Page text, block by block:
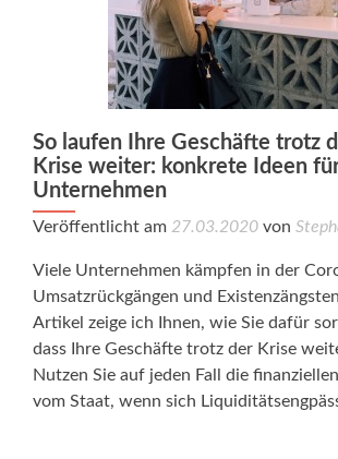
So laufen Ihre Geschäfte trotz
Krise weiter: konkrete Ideen
Unternehmen
Veröffentlicht am 27.03.2020 von
Viele Unternehmen kämpfen in der
Umsatzrückgängen und
Artikel zeige ich Ihnen, wie Sie dafür
dass Ihre Geschäfte trotz der Krise
Nutzen Sie auf jeden Fall die
vom Staat, wenn sich